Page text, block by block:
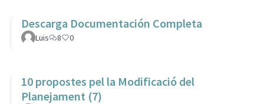
Descarga Documentación Completa
Luis 8 0
10 propostes pel la Modificació del
Planejament (7)